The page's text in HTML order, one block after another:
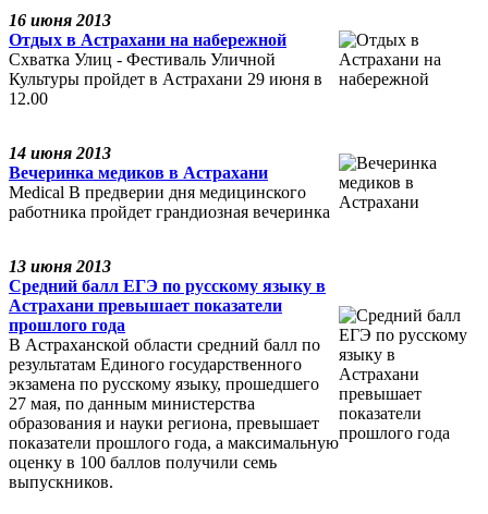
16 июня 2013
Отдых в Астрахани на набережной
Схватка Улиц - Фестиваль Уличной
Культуры пройдет в Астрахани 29 июня в
12.00
14 июня 2013
Вечеринка медиков в Астрахани
Medical В предверии дня медицинского
работника пройдет грандиозная вечеринка
13 июня 2013
Средний балл ЕГЭ по русскому языку в
Астрахани превышает показатели
прошлого года
В Астраханской области средний балл по
результатам Единого государственного
экзамена по русскому языку, прошедшего
27 мая, по данным министерства
образования и науки региона, превышает
показатели прошлого года, а максимальную
оценку в 100 баллов получили семь
выпускников.